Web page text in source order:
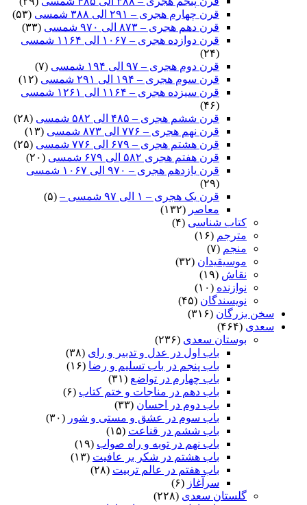
قرن چهارم هجری – ۲۹۱ الی ۳۸۸ شمسی
(۵۳)
قرن دهم هجری – ۸۷۳ الی ۹۷۰ شمسی
(۳۳)
قرن دوازده هجری – ۱۰۶۷ الی ۱۱۶۴ شمسی
(۲۴)
قرن دوم هجری – ۹۷ الی ۱۹۴ شمسی
(۷)
قرن سوم هجری – ۱۹۴ الی ۲۹۱ شمسی
(۱۲)
قرن سیزده هجری – ۱۱۶۴ الی ۱۲۶۱ شمسی
(۴۶)
قرن ششم هجری – ۴۸۵ الی ۵۸۲ شمسی
(۲۸)
قرن نهم هجری – ۷۷۶ الی ۸۷۳ شمسی
(۱۳)
قرن هشتم هجری – ۶۷۹ الی ۷۷۶ شمسی
(۲۵)
قرن هفتم هجری ۵۸۲ الی ۶۷۹ شمسی
(۲۰)
قرن یازدهم هجری – ۹۷۰ الی ۱۰۶۷ شمسی
(۲۹)
قرن یک هجری – ۱ الی ۹۷ شمسی –
(۵)
معاصر (۱۳۲)
کتاب شناسی (۴)
مترجم (۱۶)
منجم (۷)
موسیقیدان (۳۲)
نقاش (۱۹)
نوازنده (۱۰)
نویسندگان (۴۵)
سخن بزرگان (۳۱۶)
سعدی (۴۶۴)
بوستان سعدی (۲۳۶)
باب اول در عدل و تدبیر و رای (۳۸)
باب پنجم در باب تسلیم و رضا (۱۶)
باب چهارم در تواضع (۳۱)
باب دهم در مناجات و ختم کتاب (۶)
باب دوم در احسان (۳۳)
باب سوم در عشق و مستی و شور (۳۰)
باب ششم در قناعت (۱۵)
باب نهم در توبه و راه صواب (۱۹)
باب هشتم در شکر بر عافیت (۱۳)
باب هفتم در عالم تربیت (۲۸)
سرآغاز (۶)
گلستان سعدی (۲۲۸)